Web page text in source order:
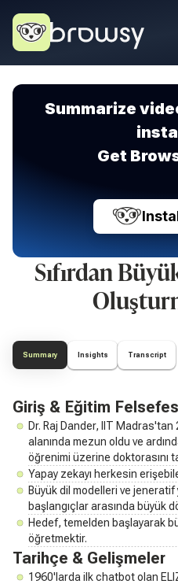
Summarize
Get
Sıfırdan
Summary Insights Transcript
Giriş & Eğitim
Dr. Raj Dander, IIT Madras'tan
alanında mezun oldu ve
öğrenimi üzerine doktorasını
Yapay zekayı herkesin
Büyük dil modelleri ve
başlangıçlar arasında büyük
Hedef, temelden başlayarak
öğretmektir.
Tarihçe & Gelişmeler
1960'larda ilk chatbot olan